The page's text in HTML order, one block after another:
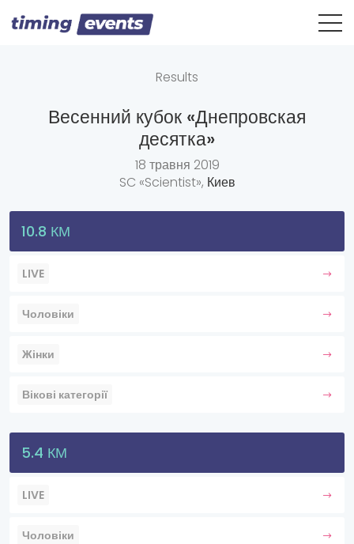
Results
Весенний кубок «Днепровская
десятка»
18 травня 2019
SC «Scientist», Киев
10.8 КМ
LIVE
Чоловіки
Жінки
Вікові категорії
5.4 КМ
LIVE
Чоловіки